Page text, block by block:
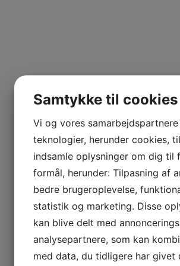
Samtykke til cookies
Vi og vores
teknologier, herunder cookies,
indsamle oplysninger om dig til
formål, herunder: Tilpasning af
bedre brugeroplevelse,
statistik og marketing. Disse
kan blive delt med
analysepartnere, som kan
med data, du tidligere har givet